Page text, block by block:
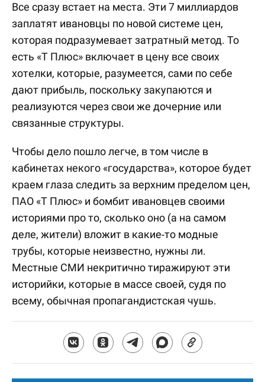
Все сразу встает на места. Эти 7 миллиардов
заплатят ивановцы по новой системе цен,
которая подразумевает затратный метод. То
есть «Т Плюс» включает в цену все своих
хотелки, которые, разумеется, сами по себе
дают прибыль, поскольку закупаются и
реализуются через свои же дочерние или
связанные структуры.
Чтобы дело пошло легче, в том числе в
кабинетах некого «государства», которое будет
краем глаза следить за верхним пределом цен,
ПАО «Т Плюс» и бомбит ивановцев своими
историями про то, сколько оно (а на самом
деле, жители) вложит в какие-то модные
трубы, которые неизвестно, нужны ли.
Местные СМИ некритично тиражируют эти
историйки, которые в массе своей, судя по
всему, обычная пропагандистская чушь.